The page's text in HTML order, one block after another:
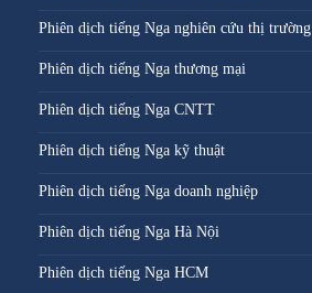
Phiên dịch tiếng Nga nghiên cứu thị trường
Phiên dịch tiếng Nga thương mại
Phiên dịch tiếng Nga CNTT
Phiên dịch tiếng Nga kỹ thuật
Phiên dịch tiếng Nga doanh nghiệp
Phiên dịch tiếng Nga Hà Nội
Phiên dịch tiếng Nga HCM